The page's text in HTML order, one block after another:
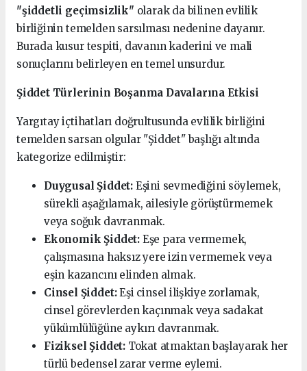
"şiddetli geçimsizlik" olarak da bilinen evlilik
birliğinin temelden sarsılması nedenine dayanır.
Burada kusur tespiti, davanın kaderini ve mali
sonuçlarını belirleyen en temel unsurdur.
Şiddet Türlerinin Boşanma Davalarına Etkisi
Yargıtay içtihatları doğrultusunda evlilik birliğini
temelden sarsan olgular "Şiddet" başlığı altında
kategorize edilmiştir:
Duygusal Şiddet:Eşini sevmediğini söylemek,
sürekli aşağılamak, ailesiyle görüştürmemek
veya soğuk davranmak.
Ekonomik Şiddet:Eşe para vermemek,
çalışmasına haksız yere izin vermemek veya
eşin kazancını elinden almak.
Cinsel Şiddet:Eşi cinsel ilişkiye zorlamak,
cinsel görevlerden kaçınmak veya sadakat
yükümlülüğüne aykırı davranmak.
Fiziksel Şiddet:Tokat atmaktan başlayarak her
türlü bedensel zarar verme eylemi.